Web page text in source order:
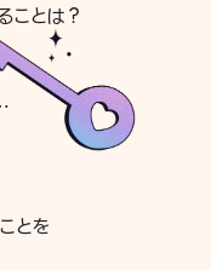
ことは？
とを